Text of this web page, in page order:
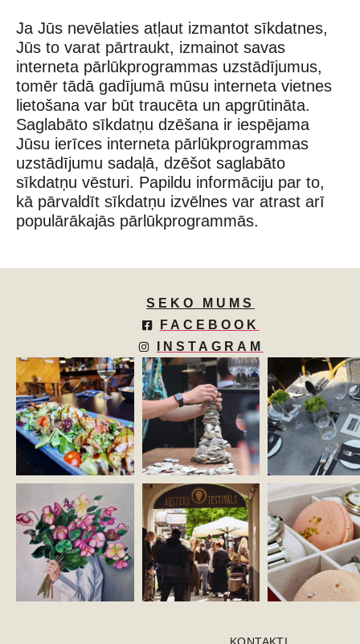
Ja Jūs nevēlaties atļaut izmantot sīkdatnes,
Jūs to varat pārtraukt, izmainot savas
interneta pārlūkprogrammas uzstādījumus,
tomēr tādā gadījumā mūsu interneta vietnes
lietošana var būt traucēta un apgrūtināta.
Saglabāto sīkdatņu dzēšana ir iespējama
Jūsu ierīces interneta pārlūkprogrammas
uzstādījumu sadaļā, dzēšot saglabāto
sīkdatņu vēsturi. Papildu informāciju par to,
kā pārvaldīt sīkdatņu izvēlnes var atrast arī
populārākajās pārlūkprogrammās.
SEKO MUMS
FACEBOOK
INSTAGRAM
KONTAKTI